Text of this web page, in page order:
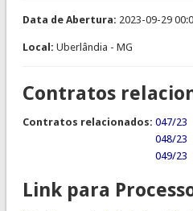
Data de Abertura: 2023-09-29
Local: Uberlândia - MG
Contratos
Contratos relacionados: 047/23
048/23
049/23
Link para